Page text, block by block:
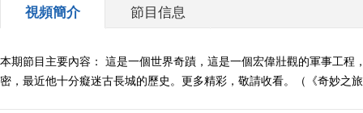
視頻簡介 節目信息
本期節目主要內容： 這是一個世界奇蹟，這是一個宏偉壯觀的軍事工
密，最近他十分癡迷古長城的歷史。更多精彩，敬請收看。（《奇妙之